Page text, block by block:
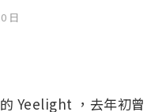
日
Yeelight ，去年初曾